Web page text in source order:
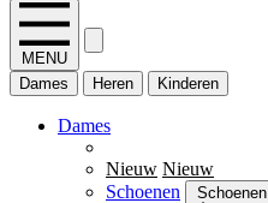
MENU
Dames
Heren Kinderen
Dames
Nieuw Nieuw
Schoenen
Schoenen